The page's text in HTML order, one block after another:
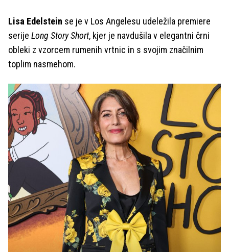
Lisa Edelstein se je v Los Angelesu udeležila premiere
serije Long Story Short, kjer je navdušila v elegantni črni
obleki z vzorcem rumenih vrtnic in s svojim značilnim
toplim nasmehom.